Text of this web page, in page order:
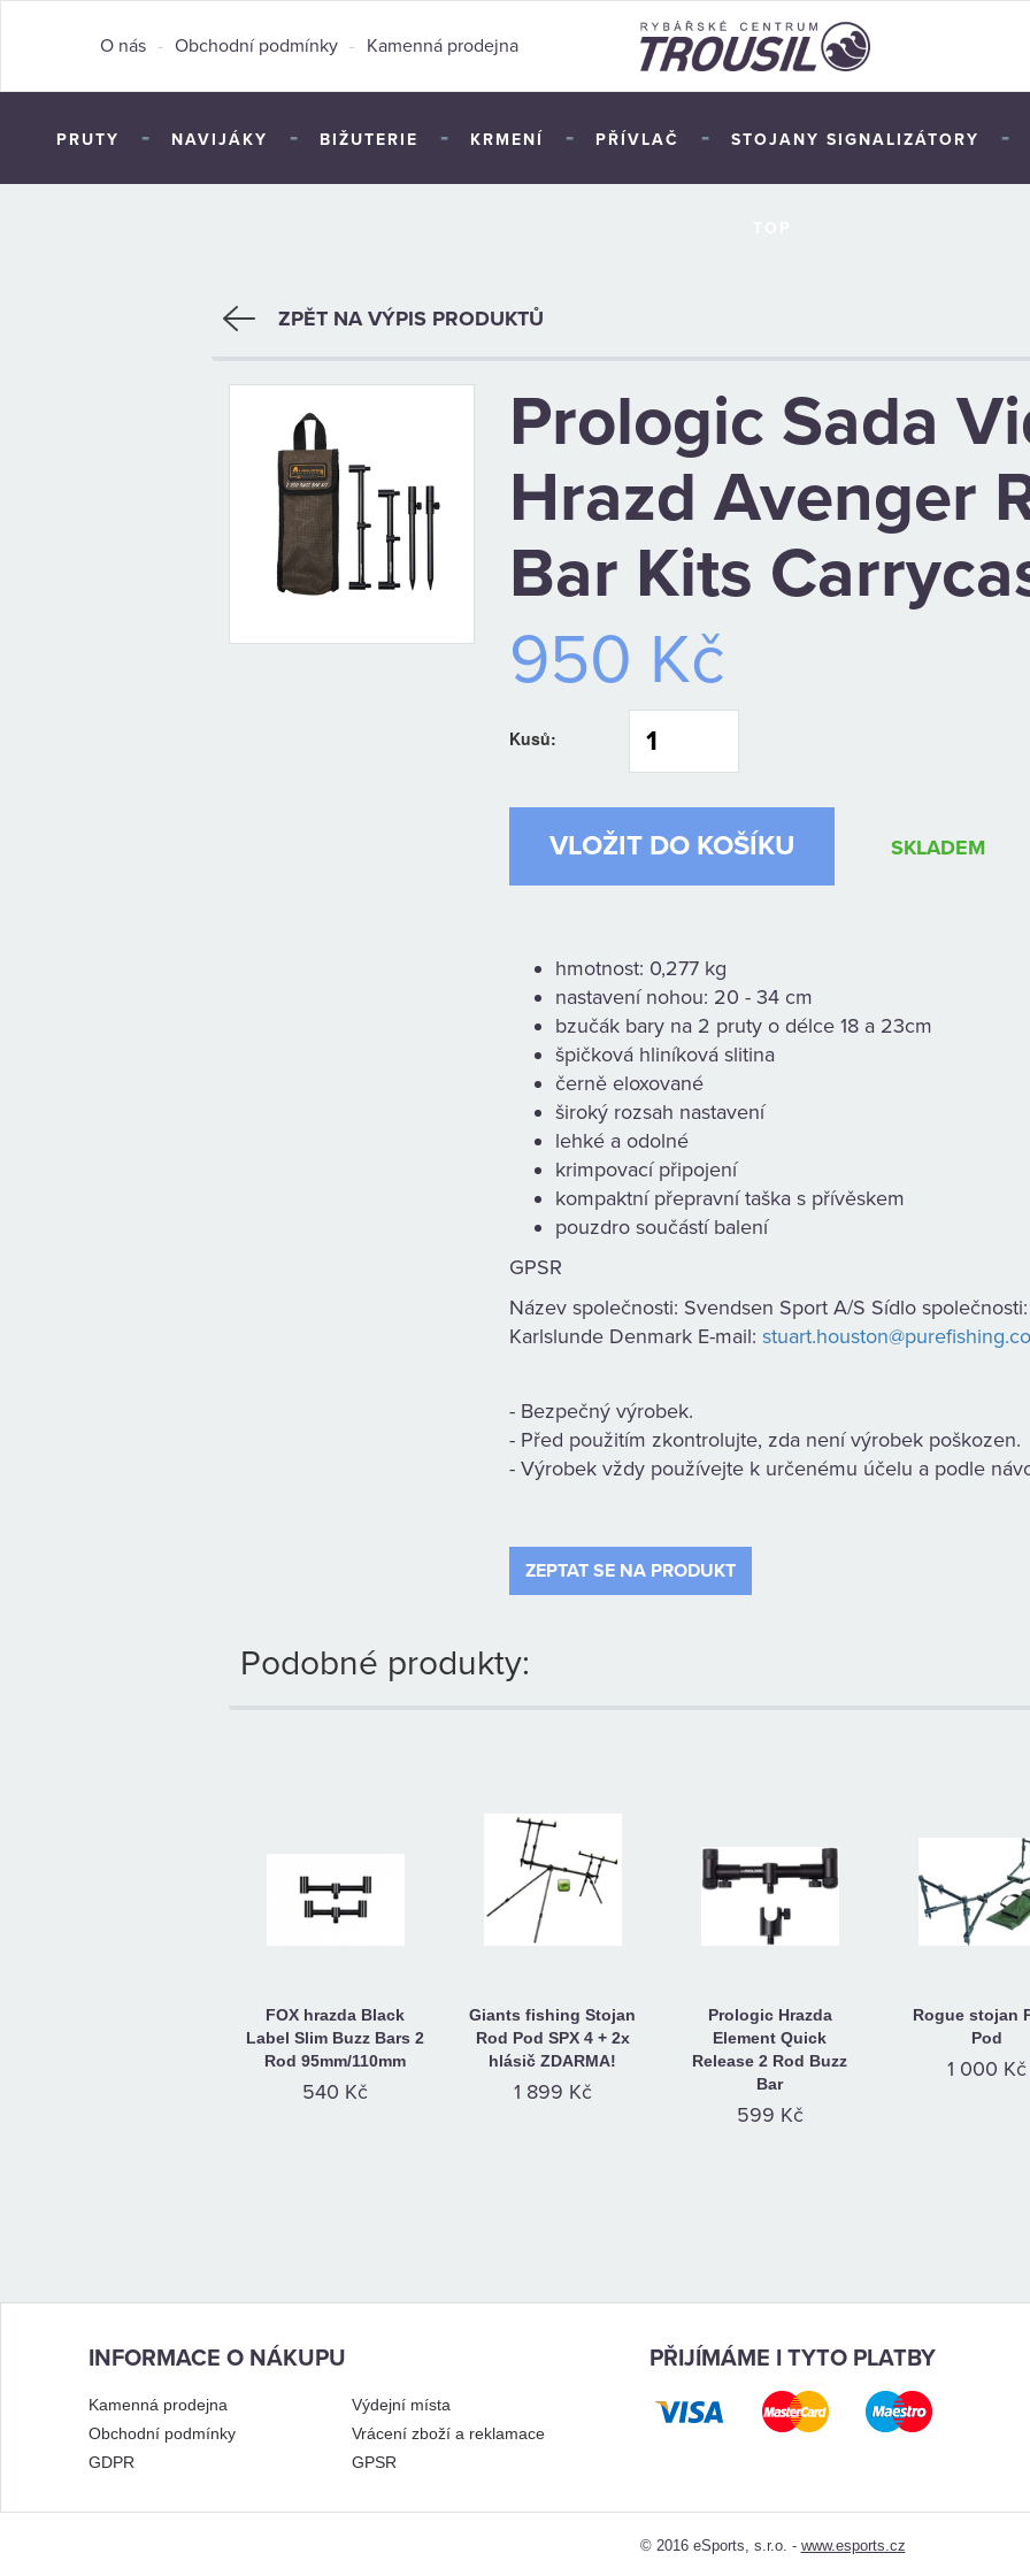
O nás - Obchodní podmínky - Kamenná prodejna
PRUTY - NAVIJÁKY - BIŽUTERIE - KRMENÍ - PŘÍVLAČ - STOJANY SIGNALIZÁTORY -
ZPĚT NA VÝPIS PRODUKTŮ
Prologic Sada
Hrazd Avenger
Bar Kits
950 Kč
Kusů:
SKLADEM
hmotnost: 0,277 kg
nastavení nohou: 20 - 34 cm
bzučák bary na 2 pruty o délce 18 a 23cm
špičková hliníková slitina
černě eloxované
široký rozsah nastavení
lehké a odolné
krimpovací připojení
kompaktní přepravní taška s přívěskem
pouzdro součástí balení
GPSR
Název společnosti: Svendsen Sport A/S Sídlo
Karlslunde Denmark E-mail:
- Bezpečný výrobek.
- Před použitím zkontrolujte, zda není výrobek poškozen.
- Výrobek vždy používejte k určenému účelu a podle
ZEPTAT SE NA PRODUKT
Podobné produkty:
FOX hrazda Black
Label Slim Buzz Bars 2
Rod 95mm/110mm
540 Kč
Giants fishing Stojan
Rod Pod SPX 4 + 2x
hlásič ZDARMA!
1 899 Kč
Prologic Hrazda
Element Quick
Release 2 Rod Buzz
Bar
599 Kč
Rogue stojan
Pod
1 000 Kč
INFORMACE O NÁKUPU
Kamenná prodejna
Výdejní místa
Obchodní podmínky
Vrácení zboží a reklamace
GDPR
GPSR
PŘIJÍMÁME I TYTO PLATBY
© 2016 eSports, s.r.o. - www.esports.cz